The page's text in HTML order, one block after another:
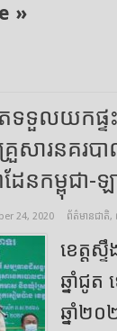
»
តទទួលយកផ្
សារនគរប
ដែនកម្ពុជា-ឡ
24, 2020 ព័ត៌មានជាតិ,
ខេត្តស្
ឆ្នាំជូ
ឆ្នាំ២